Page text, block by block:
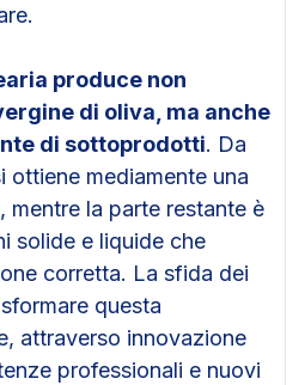
produce non
di oliva, ma anche
di sottoprodotti. Da
ottiene mediamente una
mentre la parte restante è
solide e liquide che
corretta. La sfida dei
questa
attraverso innovazione
professionali e nuovi